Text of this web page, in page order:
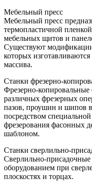
Мебельный пресс
Мебельный пресс
термопластичной
мебельных щитов и
Существуют
которых
массива.
Станки фрезерно-
Фрезерно-копировальные
различных фрезерных
пазов, проушин и шипов
посредством
фрезерования фасонных
шаблоном.
Станки сверлильно-
Сверлильно-
оборудованием при
плоскостях и торцах.